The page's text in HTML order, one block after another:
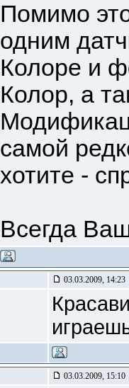
Помимо
одним
Колоре и
Колор, а
самой
хотите -
Всегда
03.03.2009, 14:23
03.03.2009, 15:10